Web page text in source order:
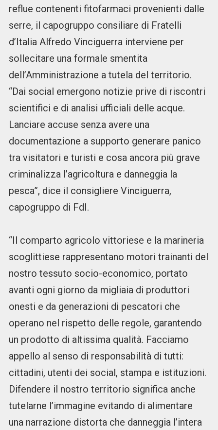
reflue contenenti fitofarmaci provenienti dalle
serre, il capogruppo consiliare di Fratelli
d’Italia Alfredo Vinciguerra interviene per
sollecitare una formale smentita
dell’Amministrazione a tutela del territorio.
“Dai social emergono notizie prive di riscontri
scientifici e di analisi ufficiali delle acque.
Lanciare accuse senza avere una
documentazione a supporto generare panico
tra visitatori e turisti e cosa ancora più grave
criminalizza l’agricoltura e danneggia la
pesca”, dice il consigliere Vinciguerra,
capogruppo di FdI.
“Il comparto agricolo vittoriese e la marineria
scoglittiese rappresentano motori trainanti del
nostro tessuto socio-economico, portato
avanti ogni giorno da migliaia di produttori
onesti e da generazioni di pescatori che
operano nel rispetto delle regole, garantendo
un prodotto di altissima qualità. Facciamo
appello al senso di responsabilità di tutti:
cittadini, utenti dei social, stampa e istituzioni.
Difendere il nostro territorio significa anche
tutelarne l’immagine evitando di alimentare
una narrazione distorta che danneggia l’intera